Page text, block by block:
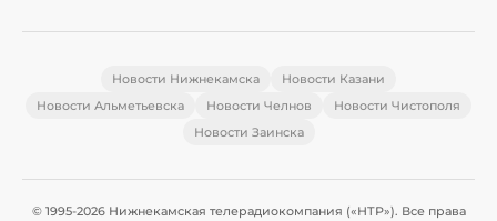
Новости Нижнекамска
Новости Казани
Новости Альметьевска
Новости Челнов
Новости Чистополя
Новости Заинска
© 1995-2026 Нижнекамская телерадиокомпания («НТР»). Все права